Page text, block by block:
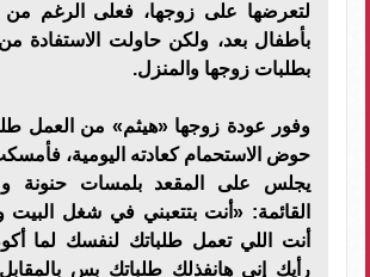
لتعرضها على زوجها، فعلى الرغم من
بأطفال بعد، ولكن حاولت الاستفادة
بطلبات زوجها والمنزل.
وفور عودة زوجها «هيثم» من العمل
حوض الاستحمام كعادته اليومية،
يجلس على المقعد بلمسات حنونة
القائمة: «أنت بتتعبني في شغل البيت
أنت اللي تعمل طلباتك لنفسك لما
رأيك إني هانفذلك طلباتك بس